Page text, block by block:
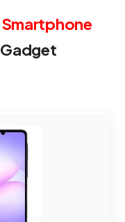
Smartphone